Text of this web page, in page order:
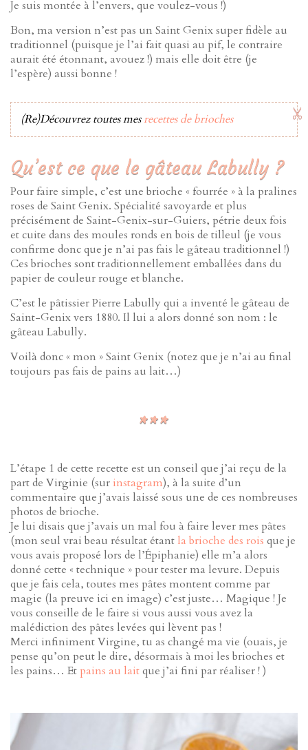
Je suis montée à l’envers, que voulez-vous !)
Bon, ma version n’est pas un Saint Genix super fidèle au
traditionnel (puisque je l’ai fait quasi au pif, le contraire
aurait été étonnant, avouez !) mais elle doit être (je
l’espère) aussi bonne !
(Re)Découvrez toutes mesrecettes de brioches
Qu’est ce que le gâteau Labully ?
Pour faire simple, c’est une brioche « fourrée » à la pralines
roses de Saint Genix. Spécialité savoyarde et plus
précisément de Saint-Genix-sur-Guiers, pétrie deux fois
et cuite dans des moules ronds en bois de tilleul (je vous
confirme donc que je n’ai pas fais le gâteau traditionnel !)
Ces brioches sont traditionnellement emballées dans du
papier de couleur rouge et blanche.
C’est le pâtissier Pierre Labully qui a inventé le gâteau de
Saint-Genix vers 1880. Il lui a alors donné son nom : le
gâteau Labully.
Voilà donc « mon » Saint Genix (notez que je n’ai au final
toujours pas fais de pains au lait…)
L’étape 1 de cette recette est un conseil que j’ai reçu de la
part de Virginie (sur instagram), à la suite d’un
commentaire que j’avais laissé sous une de ces nombreuses
photos de brioche.
Je lui disais que j’avais un mal fou à faire lever mes pâtes
(mon seul vrai beau résultat étant la brioche des rois que je
vous avais proposé lors de l’Épiphanie) elle m’a alors
donné cette « technique » pour tester ma levure. Depuis
que je fais cela, toutes mes pâtes montent comme par
magie (la preuve ici en image) c’est juste… Magique ! Je
vous conseille de le faire si vous aussi vous avez la
malédiction des pâtes levées qui lèvent pas !
Merci infiniment Virgine, tu as changé ma vie (ouais, je
pense qu’on peut le dire, désormais à moi les brioches et
les pains… Et pains au laitque j’ai fini par réaliser ! )